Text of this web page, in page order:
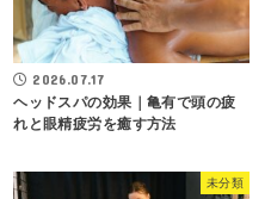
2026.07.17
ヘッドスパの効果｜亀有で頭の疲
れと眼精疲労を癒す方法
未分類